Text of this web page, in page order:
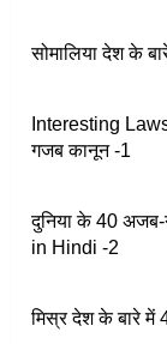
सोमालिया देश के
Interesting
गजब कानून -1
दुनिया के 40
in Hindi -2
मिस्र देश के बारे